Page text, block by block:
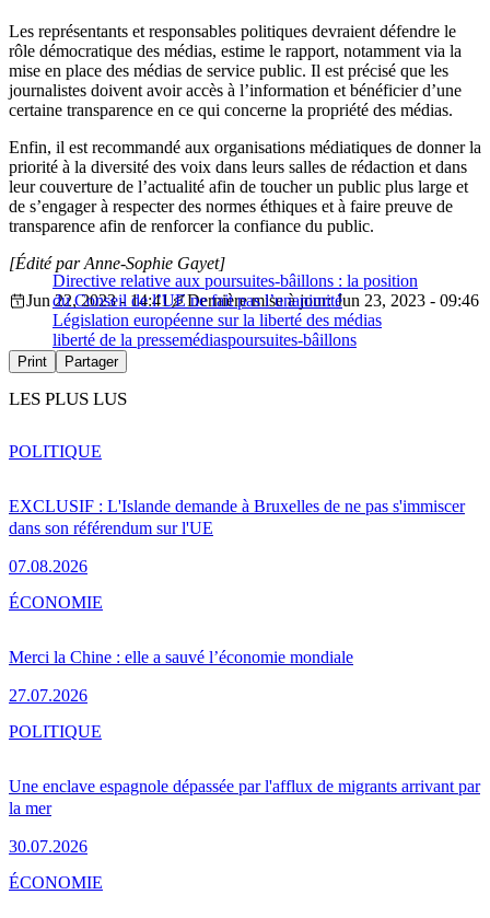
Les représentants et responsables politiques devraient défendre le
rôle démocratique des médias, estime le rapport, notamment via la
mise en place des médias de service public. Il est précisé que les
journalistes doivent avoir accès à l’information et bénéficier d’une
certaine transparence en ce qui concerne la propriété des médias.
Enfin, il est recommandé aux organisations médiatiques de donner la
priorité à la diversité des voix dans leurs salles de rédaction et dans
leur couverture de l’actualité afin de toucher un public plus large et
de s’engager à respecter des normes éthiques et à faire preuve de
transparence afin de renforcer la confiance du public.
Directive relative aux poursuites-bâillons : la position
du Conseil de l’UE ne fait pas l’unanimité
[Édité par Anne-Sophie Gayet]
Jun 22, 2023 - 14:41
Dernière mise à jour: Jun 23, 2023 - 09:46
Législation européenne sur la liberté des médias
liberté de la pressemédiaspoursuites-bâillons
Print Partager
LES PLUS LUS
EXCLUSIF : L'Islande demande à Bruxelles de ne pas s'immiscer
dans son référendum sur l'UE
07.08.2026
POLITIQUE
Merci la Chine : elle a sauvé l’économie mondiale
27.07.2026
ÉCONOMIE
Une enclave espagnole dépassée par l'afflux de migrants arrivant par
la mer
30.07.2026
POLITIQUE
ÉCONOMIE